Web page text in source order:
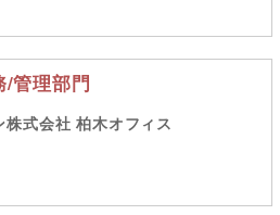
/管理部門
式会社 柏木オフィス